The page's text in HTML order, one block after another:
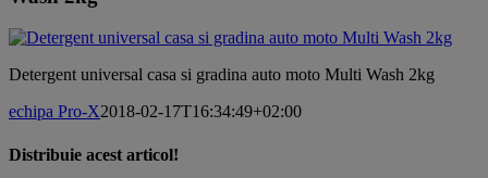
Detergent universal casa si gradina auto moto Multi Wash 2kg
echipa Pro-X2018-02-17T16:34:49+02:00
Distribuie acest articol!